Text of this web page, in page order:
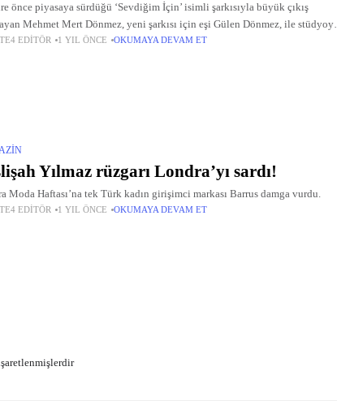
önce piyasaya sürdüğü ‘Sevdiğim İçin’ isimli şarkısıyla büyük çıkış
Mehmet Mert Dönmez, yeni şarkısı için eşi Gülen Dönmez, ile stüdyoya
EDITÖR 1 YIL ÖNCE OKUMAYA DEVAM ET
Yılmaz rüzgarı Londra’yı sardı!
Moda Haftası’na tek Türk kadın girişimci markası Barrus damga vurdu.
EDITÖR 1 YIL ÖNCE OKUMAYA DEVAM ET